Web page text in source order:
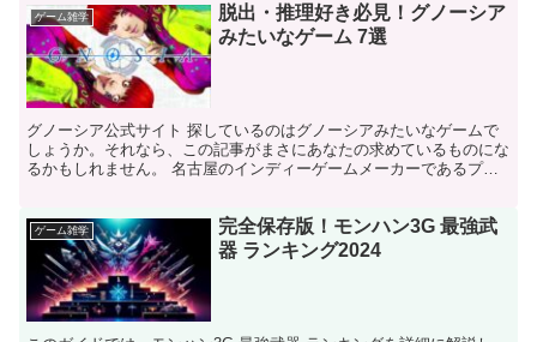
ゲーム雑学
脱出・推理好き必見！グノーシア
みたいなゲーム 7選
グノーシア公式サイト 探しているのはグノーシアみたいなゲームで
しょうか。それなら、この記事がまさにあなたの求めているものにな
るかもしれません。 名古屋のインディーゲームメーカーであるプチ
ゲーム雑学
完全保存版！モンハン3G 最強武
器 ランキング2024